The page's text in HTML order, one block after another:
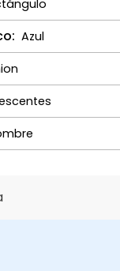
Azul